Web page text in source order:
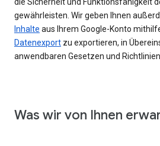
gewährleisten. Wir geben Ihnen
Inhalte aus Ihrem Google-Konto
Datenexport zu exportieren, in
anwendbaren Gesetzen und Richtlinien.
Was wir von Ihnen